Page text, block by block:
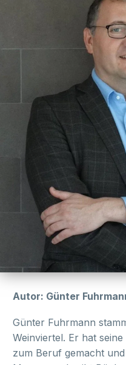
Autor: Günter
Günter Fuhrmann
Weinviertel. Er hat
zum Beruf gemacht